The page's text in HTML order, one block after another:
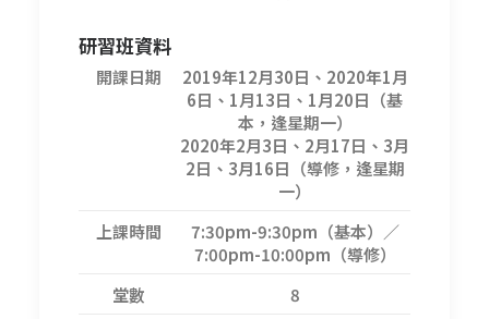
研習班資料
開課日期
2019年12月30日、2020年1月
6日、1月13日、1月20日（基
本，逢星期一）
2020年2月3日、2月17日、3月
2日、3月16日（導修，逢星期
一）
上課時間
7:30pm-9:30pm（基本）／
7:00pm-10:00pm（導修）
堂數
8